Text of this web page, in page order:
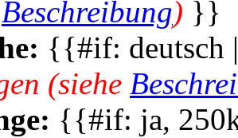
Beschreibung) }}
{{#if: deutsch
(siehe
{{#if: ja,